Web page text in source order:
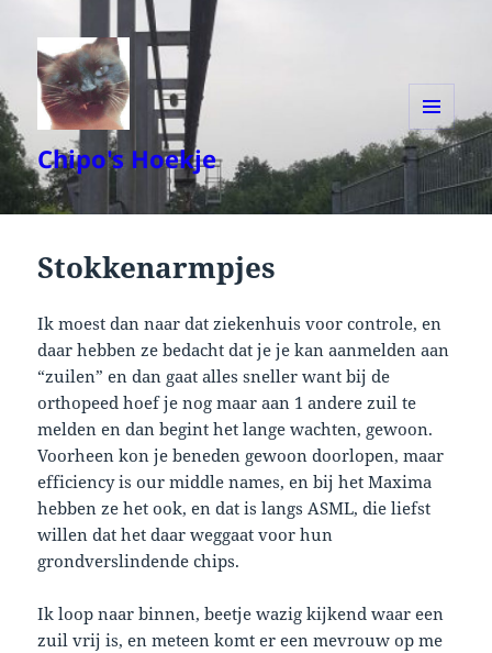
Chipo's Hoekje
MENU
AND
Stokkenarmpjes
Ik moest dan naar dat ziekenhuis voor controle, en
daar hebben ze bedacht dat je je kan aanmelden aan
“zuilen” en dan gaat alles sneller want bij de
orthopeed hoef je nog maar aan 1 andere zuil te
melden en dan begint het lange wachten, gewoon.
Voorheen kon je beneden gewoon doorlopen, maar
efficiency is our middle names, en bij het Maxima
hebben ze het ook, en dat is langs ASML, die liefst
willen dat het daar weggaat voor hun
grondverslindende chips.
Ik loop naar binnen, beetje wazig kijkend waar een
zuil vrij is, en meteen komt er een mevrouw op me